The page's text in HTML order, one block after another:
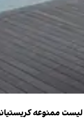
لیست ممنوعه کریستیانو؛ ۱۰ چهره‌ای که در مراسم عروسی رونالدو و جورجینا